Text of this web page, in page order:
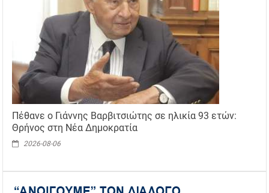
Πέθανε ο Γιάννης Βαρβιτσιώτης σε ηλικία 93 ετών:
Θρήνος στη Νέα Δημοκρατία
2026-08-06